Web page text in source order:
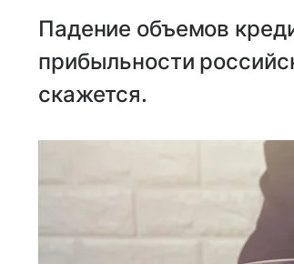
Падение объемов
прибыльности
скажется.